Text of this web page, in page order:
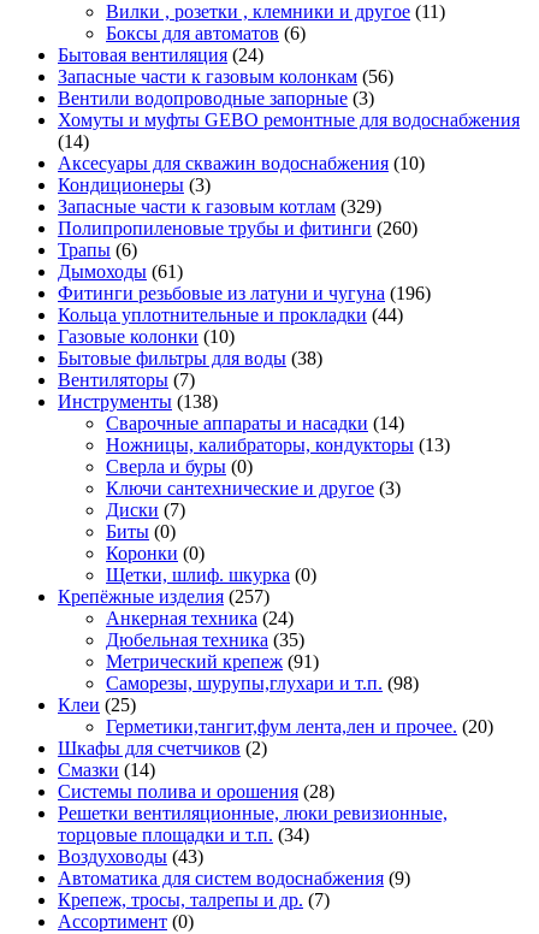
Вилки , розетки , клемники и другое (11)
Боксы для автоматов (6)
Бытовая вентиляция (24)
Запасные части к газовым колонкам (56)
Вентили водопроводные запорные (3)
Хомуты и муфты GEBO ремонтные для водоснабжения
(14)
Аксесуары для скважин водоснабжения (10)
Кондиционеры (3)
Запасные части к газовым котлам (329)
Полипропиленовые трубы и фитинги (260)
Трапы (6)
Дымоходы (61)
Фитинги резьбовые из латуни и чугуна (196)
Кольца уплотнительные и прокладки (44)
Газовые колонки (10)
Бытовые фильтры для воды (38)
Вентиляторы (7)
Инструменты (138)
Сварочные аппараты и насадки (14)
Ножницы, калибраторы, кондукторы (13)
Сверла и буры (0)
Ключи сантехнические и другое (3)
Диски (7)
Биты (0)
Коронки (0)
Щетки, шлиф. шкурка (0)
Крепёжные изделия (257)
Анкерная техника (24)
Дюбельная техника (35)
Метрический крепеж (91)
Саморезы, шурупы,глухари и т.п. (98)
Клеи (25)
Герметики,тангит,фум лента,лен и прочее. (20)
Шкафы для счетчиков (2)
Смазки (14)
Системы полива и орошения (28)
Решетки вентиляционные, люки ревизионные,
торцовые площадки и т.п. (34)
Воздуховоды (43)
Автоматика для систем водоснабжения (9)
Крепеж, тросы, талрепы и др. (7)
Ассортимент (0)